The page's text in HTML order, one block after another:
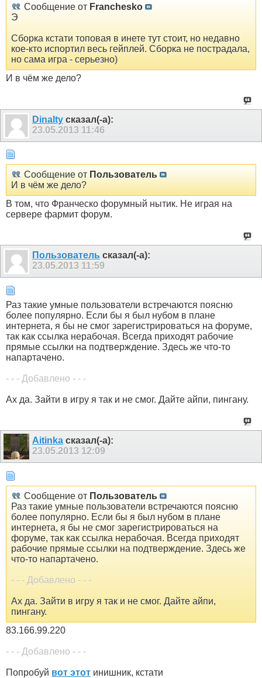
Сообщение от Franchesko
Э
Сборка кстати топовая в инете тут стоит, но недавно
кое-кто испортил весь гейплей. Сборка не пострадала,
но сама игра - серьезно)
И в чём же дело?
Dinalty сказал(-а):
23.05.2013 11:46
Сообщение от Пользователь
И в чём же дело?
В том, что Франческо форумный нытик. Не играя на
сервере фармит форум.
Пользователь сказал(-а):
23.05.2013 11:59
Раз такие умные пользователи встречаются поясню
более популярно. Если бы я был нубом в плане
интернета, я бы не смог зарегистрироваться на форуме,
так как ссылка нерабочая. Всегда приходят рабочие
прямые ссылки на подтверждение. Здесь же что-то
напартачено.
- - - Добавлено - - -
Ах да. Зайти в игру я так и не смог. Дайте айпи, пингану.
Aitinka сказал(-а):
23.05.2013 12:09
Сообщение от Пользователь
Раз такие умные пользователи встречаются поясню
более популярно. Если бы я был нубом в плане
интернета, я бы не смог зарегистрироваться на
форуме, так как ссылка нерабочая. Всегда приходят
рабочие прямые ссылки на подтверждение. Здесь же
что-то напартачено.
- - - Добавлено - - -
Ах да. Зайти в игру я так и не смог. Дайте айпи,
пингану.
83.166.99.220
- - - Добавлено - - -
Попробуй вот этот инишник, кстати